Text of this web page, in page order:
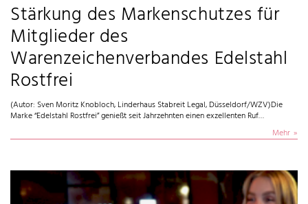
Stärkung des Markenschutzes für
Mitglieder des
Warenzeichenverbandes Edelstahl
Rostfrei
(Autor: Sven Moritz Knobloch, Linderhaus Stabreit Legal, Düsseldorf/WZV)Die
Marke “Edelstahl Rostfrei” genießt seit Jahrzehnten einen exzellenten Ruf…
Mehr